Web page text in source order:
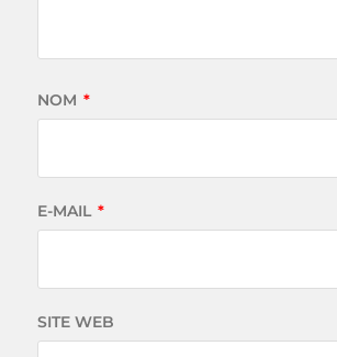
NOM *
E-MAIL *
SITE WEB